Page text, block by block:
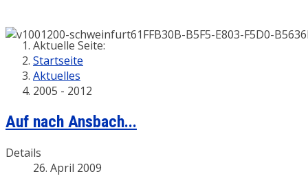
Aktuelle Seite:
Startseite
Aktuelles
2005 - 2012
Auf nach Ansbach...
Details
26. April 2009